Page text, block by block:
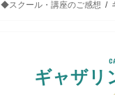
◆スクール・講座のご感想
ギャザリ